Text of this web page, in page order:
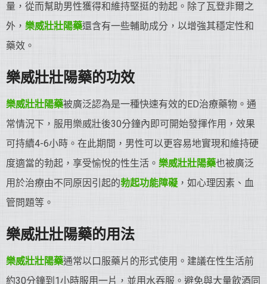
量，從而幫助男性獲得和維持堅挺的勃起。除了瓦登非爾之
外， 樂威壯壯陽藥還含有一些輔助成分，以增強其穩定性和
藥效。
樂威壯壯陽藥的功效
樂威壯壯陽藥被廣泛認為是一種快速有效的ED治療藥物。通
常情況下，服用樂威壯後30分鐘內即可開始發揮作用，效果
可持續4-6小時。在此期間，男性可以更容易地實現和維持硬
度適當的勃起，享受愉悅的性生活。 樂威壯壯陽藥也被廣泛
用於治療由不同原因引起的勃起功能障礙 ，如心理因素、血
管問題等。
樂威壯壯陽藥的用法
樂威壯壯陽藥通常以口服藥片的形式使用。建議在性生活前
約30分鐘到1小時服用一片，並用水吞服。避免與大量飲酒同